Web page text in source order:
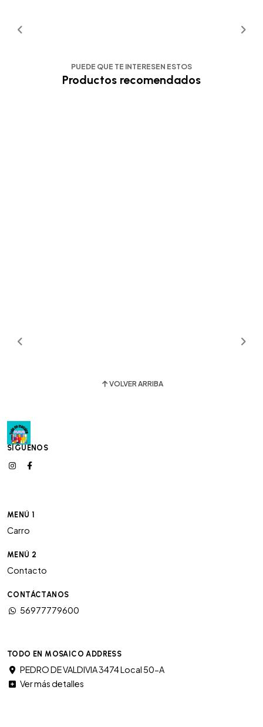
PUEDE QUE TE INTERESEN ESTOS
Productos recomendados
VOLVER ARRIBA
SÍGUENOS
MENÚ 1
Carro
MENÚ 2
Contacto
CONTÁCTANOS
56977779600
TODO EN MOSAICO ADDRESS
PEDRO DE VALDIVIA 3474 Local 50-A
Ver más detalles